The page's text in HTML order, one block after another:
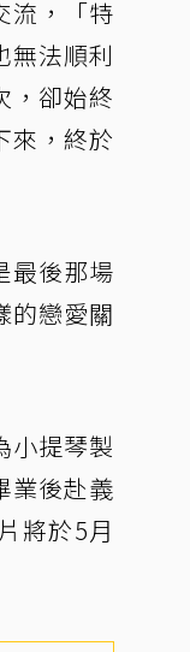
流，「特
無法順利
，卻始終
來，終於
最後那場
的戀愛關
小提琴製
業後赴義
將於5月